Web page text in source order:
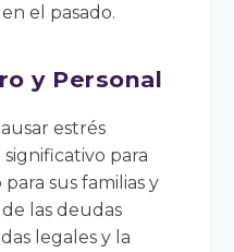
el pasado.
y Personal
estrés
para
sus familias y
las deudas
legales y la